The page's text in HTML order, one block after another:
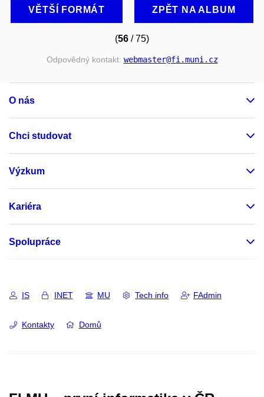
VĚTŠÍ FORMÁT ZPĚT NA ALBUM
(56 / 75)
Odpovědný kontakt: webmaster@fi .muni .cz
O nás
Chci studovat
Výzkum
Kariéra
Spolupráce
IS INET MU Tech info FAdmin
Kontakty Domů